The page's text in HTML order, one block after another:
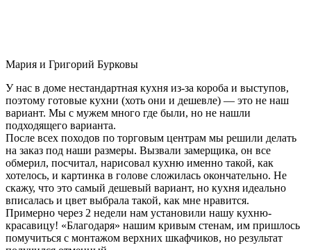
Мария и Григорий Бурковы
У нас в доме нестандартная кухня из-за короба и выступов,
поэтому готовые кухни (хоть они и дешевле) — это не наш
вариант. Мы с мужем много где были, но не нашли
подходящего варианта.
После всех походов по торговым центрам мы решили делать
на заказ под наши размеры. Вызвали замерщика, он все
обмерил, посчитал, нарисовал кухню именно такой, как
хотелось, и картинка в голове сложилась окончательно. Не
скажу, что это самый дешевый вариант, но кухня идеально
вписалась и цвет выбрала такой, как мне нравится.
Примерно через 2 недели нам установили нашу кухню-
красавицу! «Благодаря» нашим кривым стенам, им пришлось
помучиться с монтажом верхних шкафчиков, но результат